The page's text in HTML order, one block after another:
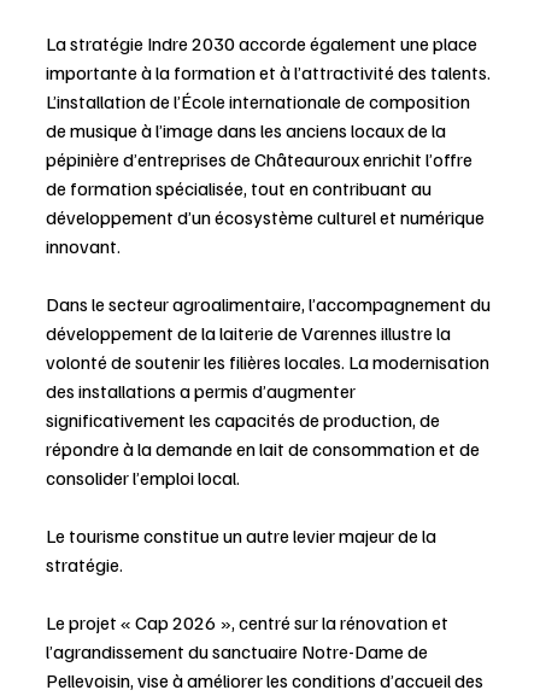
La stratégie Indre 2030 accorde également une place
importante à la formation et à l’attractivité des talents.
L’installation de l’École internationale de composition
de musique à l’image dans les anciens locaux de la
pépinière d’entreprises de Châteauroux enrichit l’offre
de formation spécialisée, tout en contribuant au
développement d’un écosystème culturel et numérique
innovant.
Dans le secteur agroalimentaire, l’accompagnement du
développement de la laiterie de Varennes illustre la
volonté de soutenir les filières locales. La modernisation
des installations a permis d’augmenter
significativement les capacités de production, de
répondre à la demande en lait de consommation et de
consolider l’emploi local.
Le tourisme constitue un autre levier majeur de la
stratégie.
Le projet « Cap 2026 », centré sur la rénovation et
l’agrandissement du sanctuaire Notre-Dame de
Pellevoisin, vise à améliorer les conditions d’accueil des